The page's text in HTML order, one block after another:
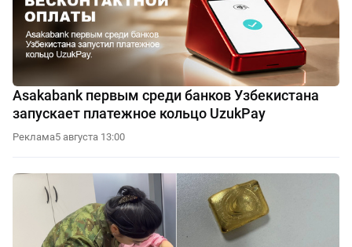
Asakabank первым среди банков Узбекистана
запускает платежное кольцо UzukPay
Реклама5 августа 13:00